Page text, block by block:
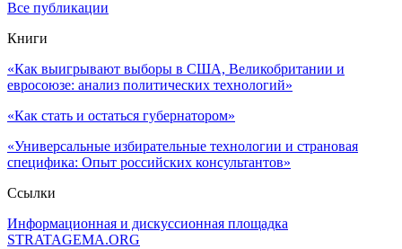
Все публикации
Книги
«Как выигрывают выборы в США, Великобритании и
евросоюзе: анализ политических технологий»
«Как стать и остаться губернатором»
«Универсальные избирательные технологии и страновая
специфика: Опыт российских консультантов»
Ссылки
Информационная и дискуссионная площадка
STRATAGEMA.ORG